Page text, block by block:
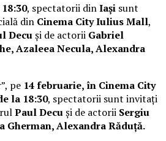
, spectatorii dinIași sunt
din Cinema City Iulius Mall,
Decuși de actorii Gabriel
Azaleea Necula, Alexandra
pe 14 februarie, în Cinema City
la 18:30, spectatorii sunt invitați
Paul Decuși de actorii Sergiu
Gherman, Alexandra Răduță.